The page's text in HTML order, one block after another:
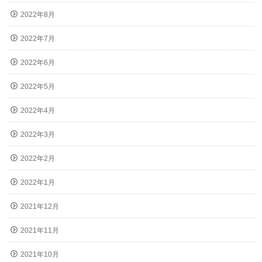
2022年8月
2022年7月
2022年6月
2022年5月
2022年4月
2022年3月
2022年2月
2022年1月
2021年12月
2021年11月
2021年10月